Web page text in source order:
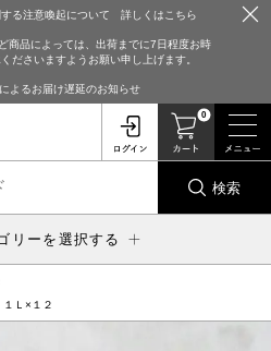
する注意喚起について 詳しくはこちら
商品によっては、出荷までに7日程度お時
ださいますようお願い申し上げます。
よるお届け遅延のお知らせ
0
検索
リーを選択する
Ｌ×１２